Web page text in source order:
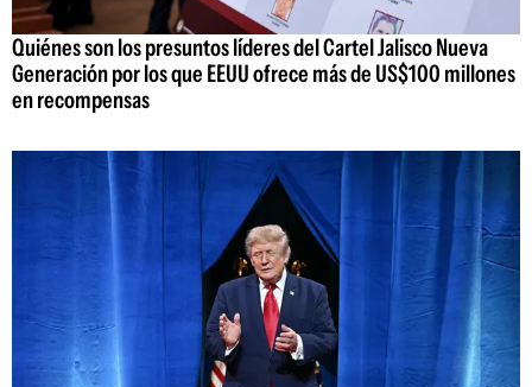
Quiénes son los presuntos líderes del Cartel Jalisco Nueva
Generación por los que EEUU ofrece más de US$100 millones
en recompensas